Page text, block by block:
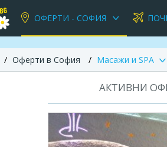
ОФЕРТИ - СОФИЯ
Оферти в София Масажи и SPA
АКТИВНИ